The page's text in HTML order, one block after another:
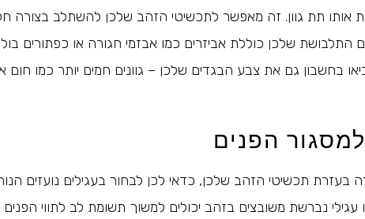
אותו תת גוון. זה מאפשר לתכשיטי הזהב שלכן להשתלב
התלבושת שלכן כוללת אביזרים כמו אבזמי חגורה או כפתורים
בחשבון גם את צבע הבגדים שלכן – גוונים חמים יותר כמו חום
הפנים
בעזרת תכשיטי הזהב שלכן, כדאי לכן לבחור בעגילים נועזים
עגילי נברשת משובצים בזהב יכולים למשוך תשומת לב לתווי